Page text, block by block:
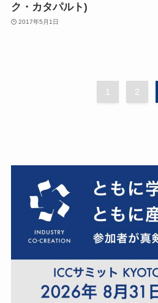
ク・カタパルト)
2017年5月1日
1 2